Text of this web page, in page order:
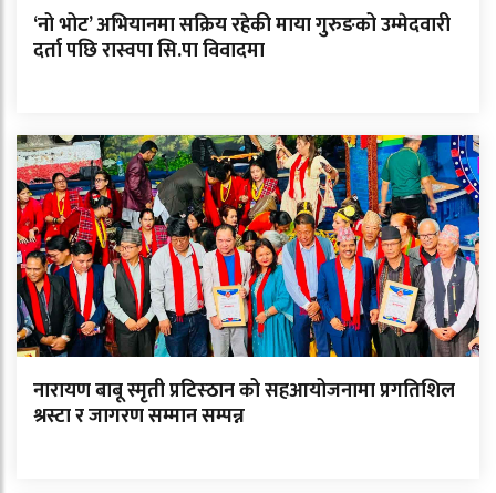
‘नो भोट’ अभियानमा सक्रिय रहेकी माया गुरुङको उम्मेदवारी
दर्ता पछि रास्वपा सि.पा विवादमा
नारायण बाबू स्मृती प्रटिस्ठान को सहआयोजनामा प्रगतिशिल
श्रस्टा र जागरण सम्मान सम्पन्न